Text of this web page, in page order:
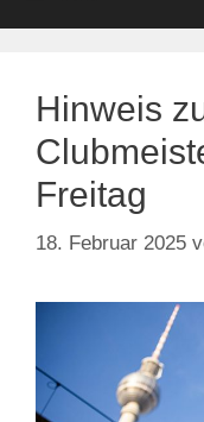
Hinweis
Freitag
18. Februar 2025